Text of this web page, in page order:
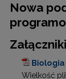
Nowa
Biologia
Wielkość